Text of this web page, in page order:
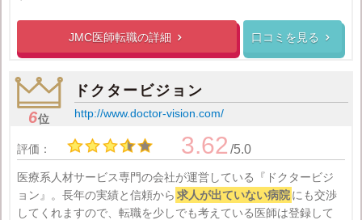
JMC医師転職の詳細  口コミを見る 
6位
ドクタービジョン
http://www.doctor-vision.com/
評価： 3.62 /5.0
医療系人材サービス専門の会社が運営している『ドクタービジ
ョン』。長年の実績と信頼から 求人が出ていない病院にも交渉
してくれますので、転職を少しでも考えている医師は登録して